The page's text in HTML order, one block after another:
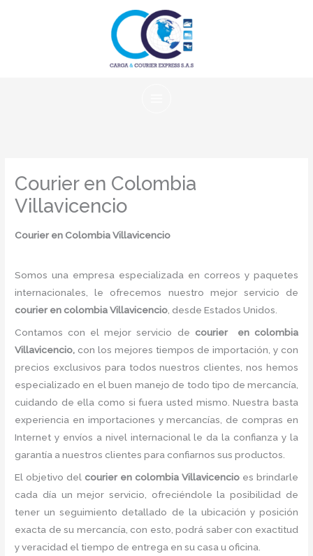
Courier en Colombia
Villavicencio
Courier en Colombia Villavicencio
Somos una empresa especializada en correos y paquetes
internacionales, le ofrecemos nuestro mejor servicio de
courier en colombia Villavicencio , desde Estados Unidos.
Contamos con el mejor servicio de courier en colombia
Villavicencio, con los mejores tiempos de importación, y con
precios exclusivos para todos nuestros clientes, nos hemos
especializado en el buen manejo de todo tipo de mercancía,
cuidando de ella como si fuera usted mismo. Nuestra basta
experiencia en importaciones y mercancías, de compras en
Internet y envíos a nivel internacional le da la confianza y la
garantía a nuestros clientes para confiarnos sus productos.
El objetivo del courier en colombia Villavicencioes brindarle
cada día un mejor servicio, ofreciéndole la posibilidad de
tener un seguimiento detallado de la ubicación y posición
exacta de su mercancía, con esto, podrá saber con exactitud
y veracidad el tiempo de entrega en su casa u oficina.